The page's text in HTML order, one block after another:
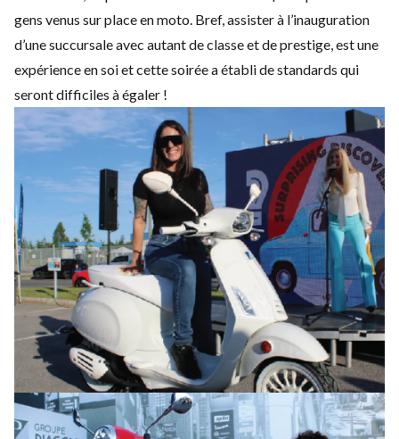
gens venus sur place en moto. Bref, assister à l’inauguration
d’une succursale avec autant de classe et de prestige, est une
expérience en soi et cette soirée a établi de standards qui
seront difficiles à égaler !